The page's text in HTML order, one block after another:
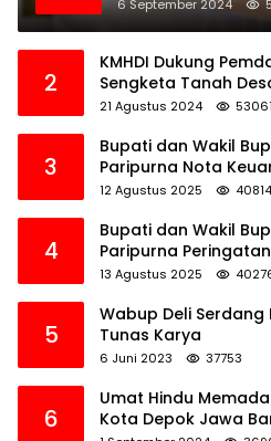
6 September 2024
2
KMHDI Dukung
Sengketa Tanah
21 Agustus 2024 53061
3
Bupati dan Wakil
Paripurna Nota
Perubahan TA 2025
12 Agustus 2025 40814
4
Bupati dan Wakil
Paripurna
13 Agustus 2025
5
Wabup Deli Serdang
Tunas Karya
6 Juni 2023 37753
6
Umat Hindu
Kota Depok Jawa